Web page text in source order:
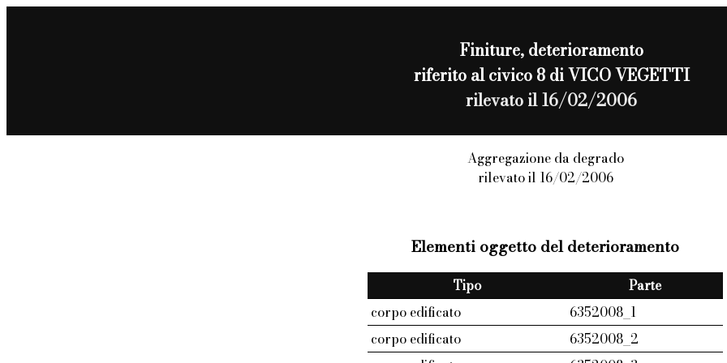
Finiture, deterioramento
riferito al civico 8 di VICO VEGETTI
rilevato il 16/02/2006
Aggregazione da degrado
rilevato il 16/02/2006
Elementi oggetto del deterioramento
Tipo
Parte
corpo edificato
6352008_1
corpo edificato
6352008_2